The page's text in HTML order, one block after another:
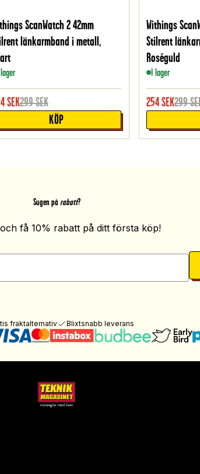
ScanWatch 2 42mm
länkarmband i metall,
SEK299SEK
KÖP
Withings
Stilrent
Roséguld
I lager
254SEK299
Sugen på rabatt?
få 10% rabatt på ditt första köp!
fraktalternativ Blixtsnabb leverans